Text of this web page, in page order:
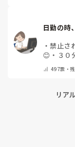
日勤の時
・禁止さ
😊 ・ ３０
497票・
リア